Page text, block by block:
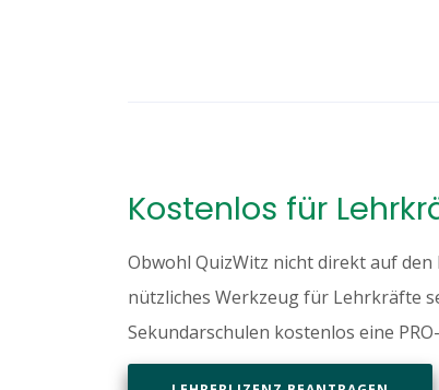
Kostenlos für
Obwohl QuizWitz nicht direkt auf
nützliches Werkzeug für Lehrkräfte
Sekundarschulen kostenlos eine